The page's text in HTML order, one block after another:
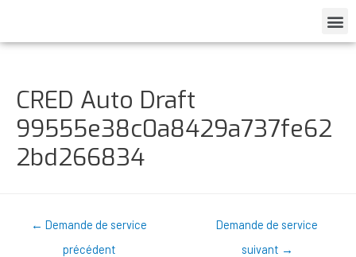
CRED Auto Draft
99555e38c0a8429a737fe62
2bd266834
← Demande de service
précédent
Demande de service
suivant →